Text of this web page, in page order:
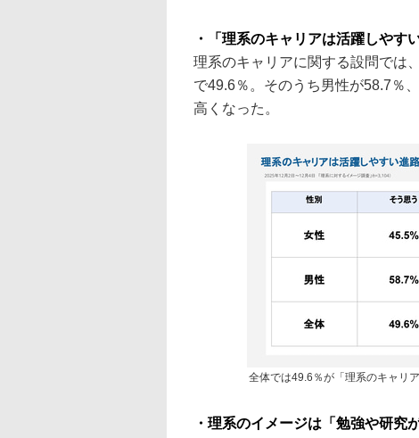
・「理系のキャリアは活躍しやす
理系のキャリアに関する設問では
で49.6％。そのうち男性が58.7％
高くなった。
全体では49.6％が「理系のキャリ
・理系のイメージは「勉強や研究